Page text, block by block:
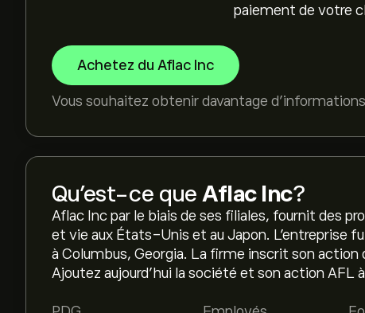
paiement de votre
Achetez du Aflac Inc
Vous souhaitez obtenir davantage
Qu’est-ce que Aflac Inc?
Aflac Inc par le biais de ses filiales, fournit des
et vie aux États-Unis et au Japon. L'entreprise
à Columbus, Georgia. La firme inscrit son action
Ajoutez aujourd’hui la société et son action AFL